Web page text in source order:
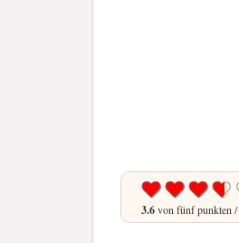
3.6von fünf punkten /